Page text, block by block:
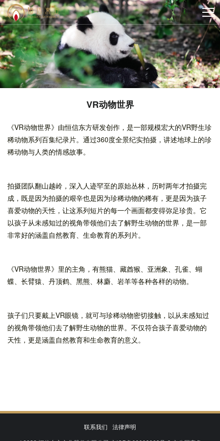
VR动物世界
《VR动物世界》由恒信东方研发创作，是一部规模宏大的VR野生珍
稀动物系列百集纪录片。通过360度全景纪实拍摄，讲述地球上的珍
稀动物与人类的情感故事。
拍摄团队翻山越岭，深入人迹罕至的原始丛林，历时两年才拍摄完
成，既是因为拍摄的艰辛也是因为珍稀动物的稀有，更是因为孩子
喜爱动物的天性，让这系列短片的每一个画面都变得弥足珍贵。它
以孩子从未感知过的视角带领他们去了解野生动物的世界，是一部
非常好的涵盖自然教育、生命教育的系列片。
《VR动物世界》里的主角，有熊猫、藏酋猴、亚洲象、孔雀、蝴
蝶、长臂猿、丹顶鹤、黑熊、林麝、岩羊等各种各样的动物。
孩子们只要戴上VR眼镜，就可与珍稀动物密切接触，以从未感知过
的视角带领他们去了解野生动物的世界。不仅符合孩子喜爱动物的
天性，更是涵盖自然教育和生命教育的意义。
联系我们
法律声明